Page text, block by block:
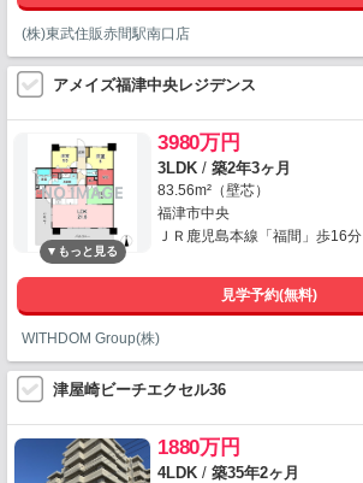
(株)東武住販赤間駅南口店
アメイズ福津中央レジデンス
3980万円
3LDK / 築2年3ヶ月
83.56m²（壁芯）
福津市中央
ＪＲ鹿児島本線「福間」歩16分
見学予約(無料)
WITHDOM Group(株)
津屋崎ビーチエクセル36
1880万円
4LDK / 築35年2ヶ月